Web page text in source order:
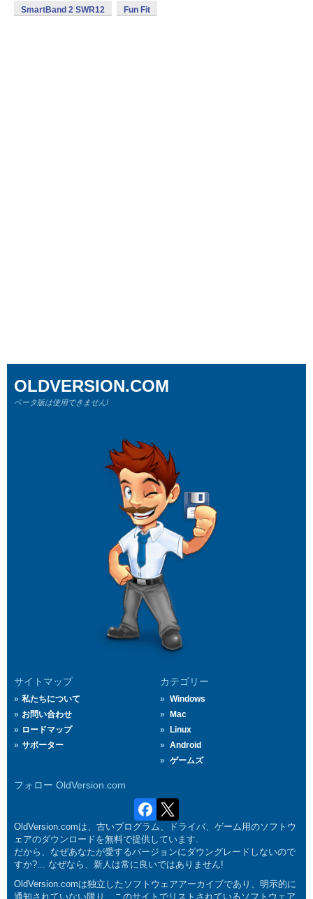
SmartBand 2 SWR12 Fun Fit
サイトマップ
私たちについて
お問い合わせ
ロードマップ
サポーター
カテゴリー
Windows
Mac
Linux
Android
ゲームズ
フォロー OldVersion.com
OLDVERSION.COM
ベータ版は使用できません!
OldVersion.comは、古いプログラム、ドライバ、ゲーム用のソフトウ
ェアのダウンロードを無料で提供しています.
だから、なぜあなたが愛するバージョンにダウングレードしないので
すか?... なぜなら、新人は常に良いではありません!
OldVersion.comは独立したソフトウェアアーカイブであり、明示的に
通知されていない限り、このサイトでリストされているソフトウェア